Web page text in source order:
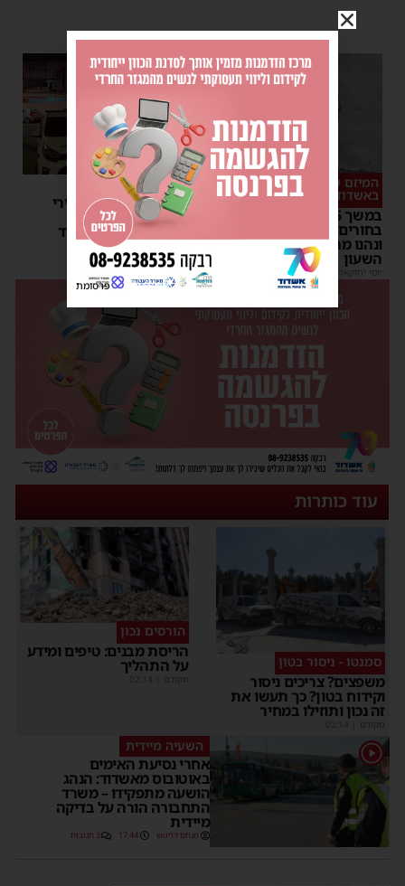
המיזם שהפך לשיחת היום
באשדוד
בחורים גדשו את 'השטעטל'
ונהנו מרצף חוויות סביב
השעון
יוסי יחזקאלי 06:59
סכסוך כנופיות
ניסיון חיסול באשדוד: ירי
לעבר עבריין מוכר –
המשטרה פתחה במצוד
06:54 | 1 תגובות
עוד כותרות
סמנטו - ניסור בטון
משפצים? צריכים ניסור
וקידוח בטון? כך תעשו את
זה נכון ותוזילו במחיר
מקודם
הורסים נכון
הריסת מבנים: טיפים ומידע
על התהליך
מקודם
1 השעיה מיידית
אחרי נסיעת האימים
באוטובוס מאשדוד: הנהג
הושעה מתפקידו – משרד
התחבורה הורה על בדיקה
מיידית
מנחם דויטש 17:44 3 תגובות
פרסומת